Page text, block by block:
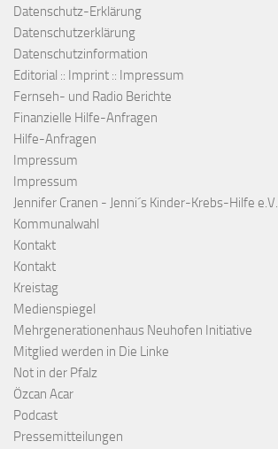
Datenschutz-Erklärung
Datenschutzerklärung
Datenschutzinformation
Editorial :: Imprint :: Impressum
Fernseh- und Radio Berichte
Finanzielle Hilfe-Anfragen
Hilfe-Anfragen
Impressum
Impressum
Jennifer Cranen - Jenni´s Kinder-Krebs-Hilfe e.V.
Kommunalwahl
Kontakt
Kontakt
Kreistag
Medienspiegel
Mehrgenerationenhaus Neuhofen Initiative
Mitglied werden in Die Linke
Not in der Pfalz
Özcan Acar
Podcast
Pressemitteilungen